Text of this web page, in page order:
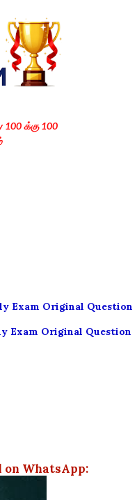
100 க்கு 100
Exam Original Question
Exam Original Question
on WhatsApp: